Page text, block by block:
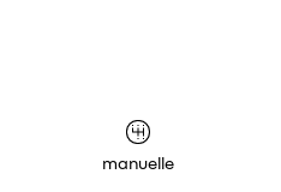
manuelle